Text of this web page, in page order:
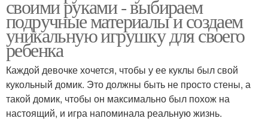
своими руками - выбираем
подручные материалы и создаем
уникальную игрушку для своего
ребенка
Каждой девочке хочется, чтобы у ее куклы был свой
кукольный домик. Это должны быть не просто стены, а
такой домик, чтобы он максимально был похож на
настоящий, и игра напоминала реальную жизнь.